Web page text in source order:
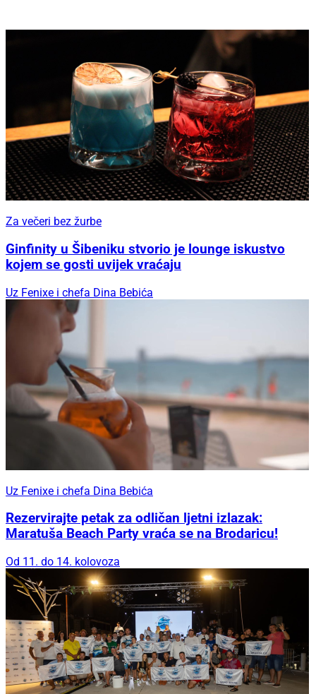
Za večeri bez žurbe
Ginfinity u Šibeniku stvorio je lounge iskustvo
kojem se gosti uvijek vraćaju
Uz Fenixe i chefa Dina Bebića
Uz Fenixe i chefa Dina Bebića
Rezervirajte petak za odličan ljetni izlazak:
Maratuša Beach Party vraća se na Brodaricu!
Od 11. do 14. kolovoza